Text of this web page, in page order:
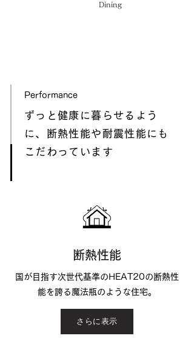
Dining
Performance
ずっと健康に暮らせるよう
に、断熱性能や耐震性能にも
こだわっています
断熱性能
国が目指す次世代基準のHEAT20の断熱性
能を誇る魔法瓶のような住宅。
さらに表示